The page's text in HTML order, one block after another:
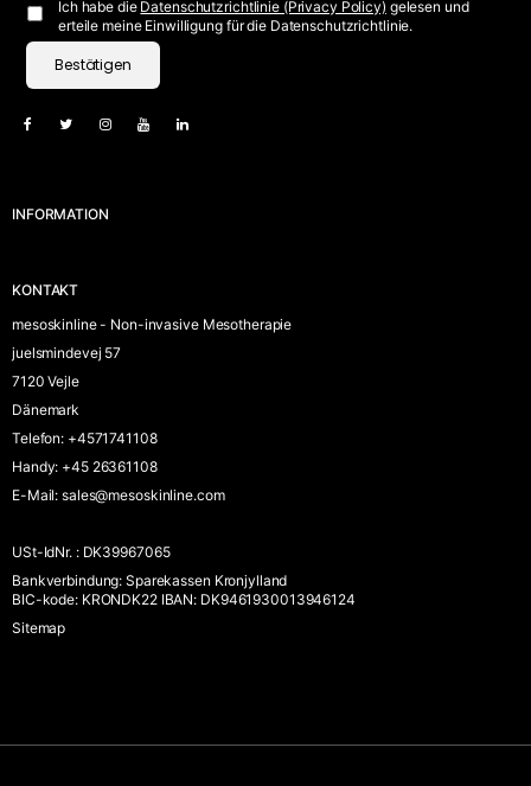
Ich habe die Datenschutzrichtlinie (Privacy Policy) gelesen und
erteile meine Einwilligung für die Datenschutzrichtlinie.
Bestätigen
INFORMATION
KONTAKT
mesoskinline - Non-invasive Mesotherapie
juelsmindevej 57
7120 Vejle
Dänemark
Telefon: +4571741108
Handy: +45 26361108
E-Mail: sales@mesoskinline.com
USt-IdNr. :DK39967065
Bankverbindung: Sparekassen Kronjylland
BIC-kode: KRONDK22 IBAN: DK9461930013946124
Sitemap